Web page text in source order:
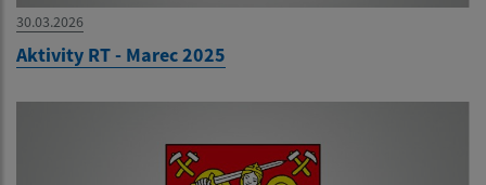
30.03.2026
Aktivity RT - Marec 2025